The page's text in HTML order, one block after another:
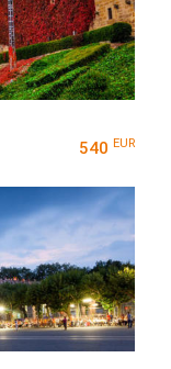
540 EUR